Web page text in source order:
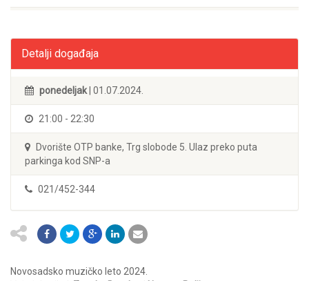
Detalji događaja
ponedeljak | 01.07.2024.
21:00 - 22:30
Dvorište OTP banke, Trg slobode 5. Ulaz preko puta
parkinga kod SNP-a
021/452-344
Novosadsko muzičko leto 2024.